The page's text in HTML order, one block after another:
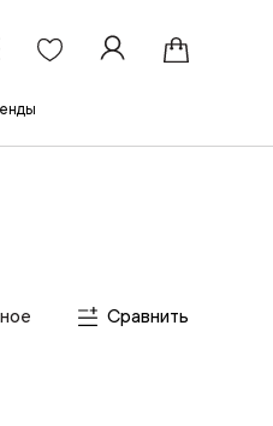
Сравнить